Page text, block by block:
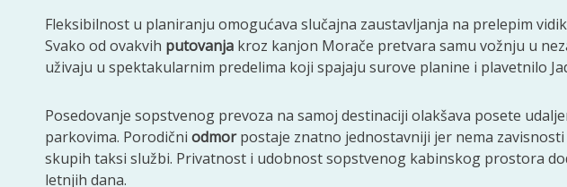
Fleksibilnost u planiranju omogućava slučajna zaustavljanja na prelepim
Svako od ovakvih putovanja kroz kanjon Morače pretvara samu vožnju u
uživaju u spektakularnim predelima koji spajaju surove planine i plavetnilo
Posedovanje sopstvenog prevoza na samoj destinaciji olakšava posete
parkovima. Porodični odmorpostaje znatno jednostavniji jer nema
skupih taksi službi. Privatnost i udobnost sopstvenog kabinskog prostora
letnjih dana.